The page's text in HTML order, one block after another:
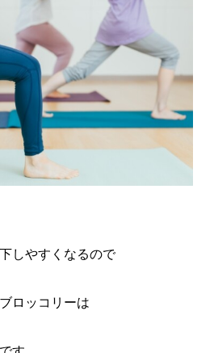
しやすくなるので
ロッコリーは